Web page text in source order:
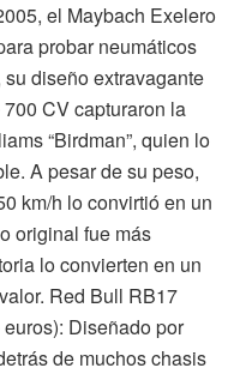
el Maybach Exelero
probar neumáticos
diseño extravagante
CV capturaron la
“Birdman”, quien lo
A pesar de su peso,
km/h lo convirtió en un
original fue más
lo convierten en un
Red Bull RB17
Diseñado por
de muchos chasis